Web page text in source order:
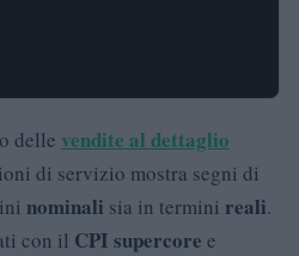
delle vendite al dettaglio
di servizio mostra segni di
nominali sia in termini reali.
con il CPI supercore e